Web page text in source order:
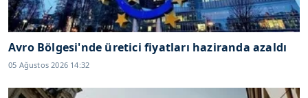
Avro Bölgesi'nde üretici fiyatları haziranda azaldı
05 Ağustos 2026 14:32